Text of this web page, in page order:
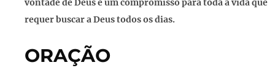
vontade de Deus é um compromisso para toda a vida que
requer buscar a Deus todos os dias.
ORAÇÃO